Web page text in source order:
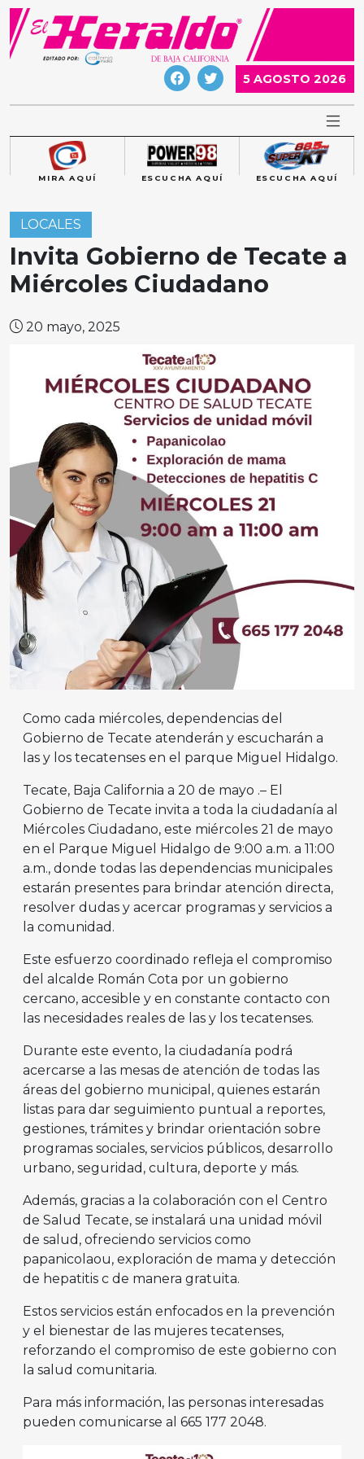
Skip
content
5 AGOSTO 2026
MIRA AQUÍ ESCUCHA AQUÍ ESCUCHA AQUÍ
LOCALES
Invita Gobierno de Tecate a
Miércoles Ciudadano
20 mayo, 2025
Como cada miércoles, dependencias del
Gobierno de Tecate atenderán y escucharán a
las y los tecatenses en el parque Miguel Hidalgo.
Tecate, Baja California a 20 de mayo .– El
Gobierno de Tecate invita a toda la ciudadanía al
Miércoles Ciudadano, este miércoles 21 de mayo
en el Parque Miguel Hidalgo de 9:00 a.m. a 11:00
a.m., donde todas las dependencias municipales
estarán presentes para brindar atención directa,
resolver dudas y acercar programas y servicios a
la comunidad.
Este esfuerzo coordinado refleja el compromiso
del alcalde Román Cota por un gobierno
cercano, accesible y en constante contacto con
las necesidades reales de las y los tecatenses.
Durante este evento, la ciudadanía podrá
acercarse a las mesas de atención de todas las
áreas del gobierno municipal, quienes estarán
listas para dar seguimiento puntual a reportes,
gestiones, trámites y brindar orientación sobre
programas sociales, servicios públicos, desarrollo
urbano, seguridad, cultura, deporte y más.
Además, gracias a la colaboración con el Centro
de Salud Tecate, se instalará una unidad móvil
de salud, ofreciendo servicios como
papanicolaou, exploración de mama y detección
de hepatitis c de manera gratuita.
Estos servicios están enfocados en la prevención
y el bienestar de las mujeres tecatenses,
reforzando el compromiso de este gobierno con
la salud comunitaria.
Para más información, las personas interesadas
pueden comunicarse al 665 177 2048.